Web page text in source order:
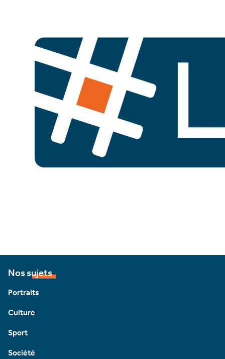
Nos sujets
Portraits
Culture
Sport
Société